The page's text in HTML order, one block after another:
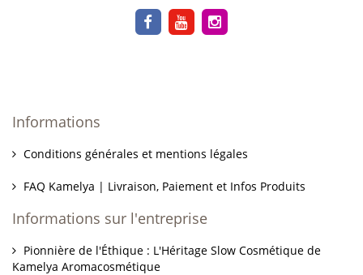
Informations
Conditions générales et mentions légales
FAQ Kamelya | Livraison, Paiement et Infos Produits
Informations sur l'entreprise
Pionnière de l'Éthique : L'Héritage Slow Cosmétique de
Kamelya Aromacosmétique